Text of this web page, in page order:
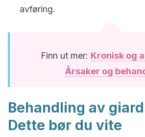
avføring.
Finn ut mer: Kronisk og
Årsaker og
Behandling av
Dette bør du vite